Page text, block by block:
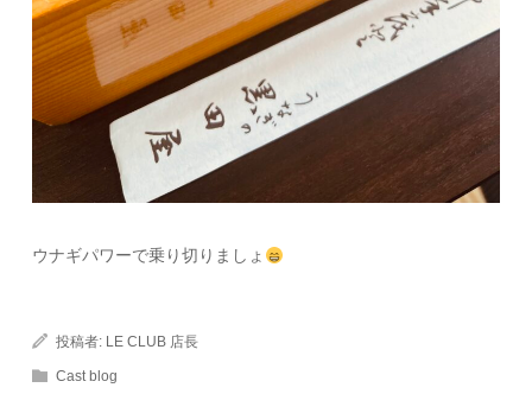
ウナギパワーで乗り切りましょ
投稿者: LE CLUB 店長
Cast blog